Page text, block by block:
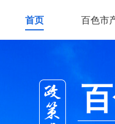
首页 百色市